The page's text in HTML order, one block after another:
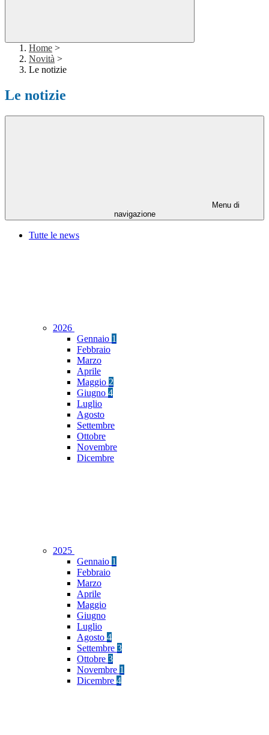
Home >
Novità >
Le notizie
Le notizie
Menu di
navigazione
Tutte le news
2026
Gennaio 1
Febbraio
Marzo
Aprile
Maggio 2
Giugno 4
Luglio
Agosto
Settembre
Ottobre
Novembre
Dicembre
2025
Gennaio 1
Febbraio
Marzo
Aprile
Maggio
Giugno
Luglio
Agosto 4
Settembre 3
Ottobre 3
Novembre 1
Dicembre 4